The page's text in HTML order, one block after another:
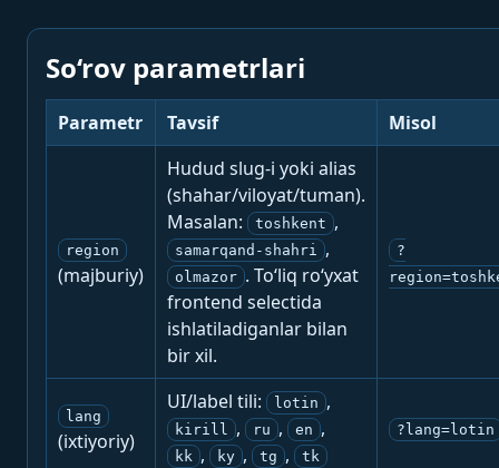
So‘rov parametrlari
Parametr Tavsif Misol
region
(majburiy)
Hudud slug-i yoki alias
(shahar/viloyat/tuman).
Masalan:
toshkent ,
samarqand-shahri ,
olmazor . To‘liq ro‘yxat
frontend selectida
ishlatiladiganlar bilan
bir xil.
?
lang
(ixtiyoriy)
UI/label tili: lotin ,
kirill , ru , en ,
kk , ky , tg , tk
?lang=lotin